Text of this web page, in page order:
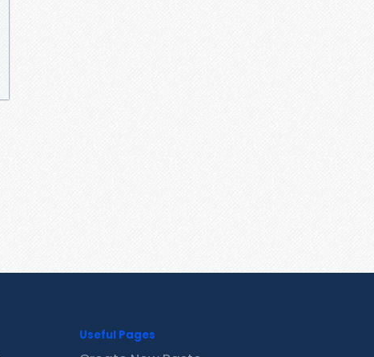
Useful Pages